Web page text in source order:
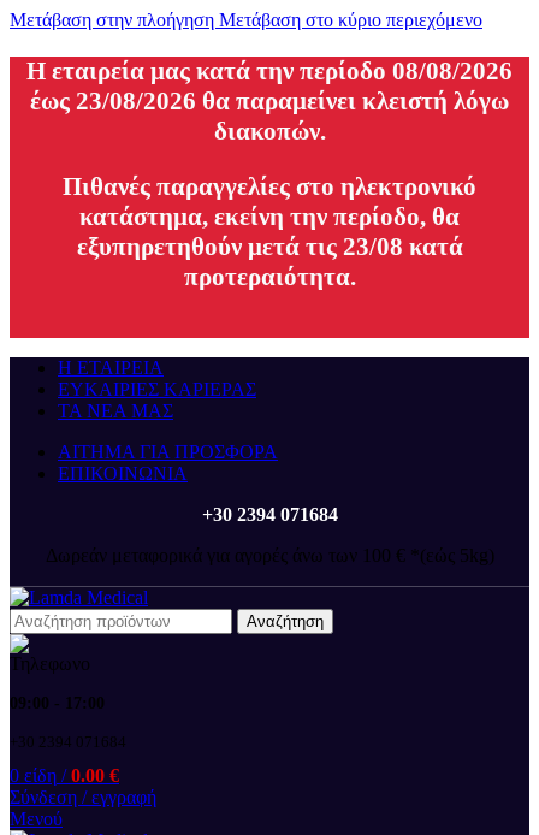
Μετάβαση στην πλοήγηση Μετάβαση στο κύριο περιεχόμενο
H εταιρεία μας κατά την περίοδο 08/08/2026
έως 23/08/2026 θα παραμείνει κλειστή λόγω
διακοπών.
Πιθανές παραγγελίες στο ηλεκτρονικό
κατάστημα, εκείνη την περίοδο, θα
εξυπηρετηθούν μετά τις 23/08 κατά
προτεραιότητα.
Η ΕΤΑΙΡΕΙΑ
ΕΥΚΑΙΡΙΕΣ ΚΑΡΙΕΡΑΣ
ΤΑ ΝΕΑ ΜΑΣ
ΑΙΤΗΜΑ ΓΙΑ ΠΡΟΣΦΟΡΑ
ΕΠΙΚΟΙΝΩΝΙΑ
+30 2394 071684
Δωρεάν μεταφορικά για αγορές άνω των 100 € *(εώς 5kg)
Αναζήτηση
09:00 - 17:00
+30 2394 071684
0 είδη / 0.00 €
Σύνδεση / εγγραφή
Μενού